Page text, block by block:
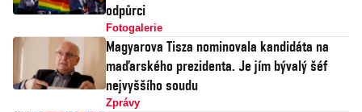
odpůrci
Fotogalerie
Magyarova Tisza nominovala kandidáta na
maďarského prezidenta. Je jím bývalý šéf
nejvyššího soudu
Zprávy